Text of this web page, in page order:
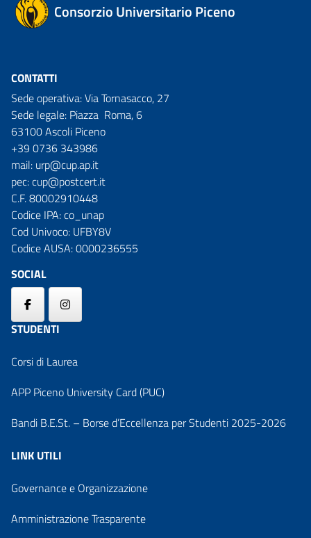
Consorzio Universitario Piceno
CONTATTI
Sede operativa: Via Tornasacco, 27
Sede legale: Piazza Roma, 6
63100 Ascoli Piceno
+39 0736 343986
mail: urp@cup.ap.it
pec:cup@postcert.it
C.F. 80002910448
Codice IPA: co_unap
Cod Univoco: UFBY8V
Codice AUSA: 0000236555
SOCIAL
STUDENTI
Corsi di Laurea
APP Piceno University Card (PUC)
Bandi B.E.St. – Borse d’Eccellenza per Studenti 2025-2026
LINK UTILI
Governance e Organizzazione
Amministrazione Trasparente